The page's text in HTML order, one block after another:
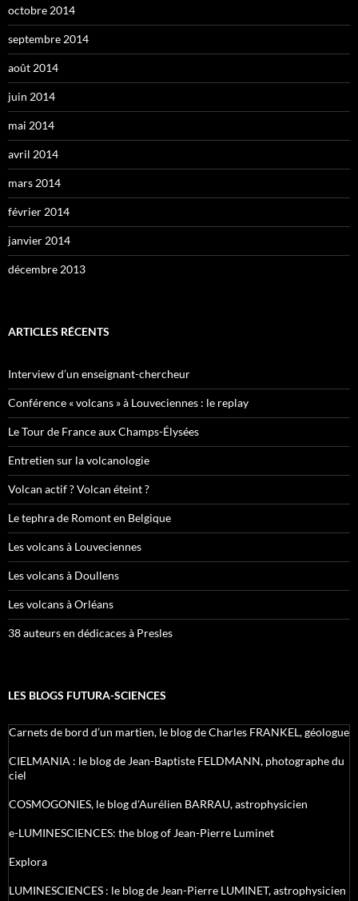
octobre 2014
septembre 2014
août 2014
juin 2014
mai 2014
avril 2014
mars 2014
février 2014
janvier 2014
décembre 2013
ARTICLES RÉCENTS
Interview d’un enseignant-chercheur
Conférence « volcans » à Louveciennes : le replay
Le Tour de France aux Champs-Élysées
Entretien sur la volcanologie
Volcan actif ? Volcan éteint ?
Le tephra de Romont en Belgique
Les volcans à Louveciennes
Les volcans à Doullens
Les volcans à Orléans
38 auteurs en dédicaces à Presles
LES BLOGS FUTURA-SCIENCES
Carnets de bord d’un martien, le blog de Charles FRANKEL, géologue
CIELMANIA : le blog de Jean-Baptiste FELDMANN, photographe du
ciel
COSMOGONIES, le blog d'Aurélien BARRAU, astrophysicien
e-LUMINESCIENCES: the blog of Jean-Pierre Luminet
Explora
LUMINESCIENCES : le blog de Jean-Pierre LUMINET, astrophysicien